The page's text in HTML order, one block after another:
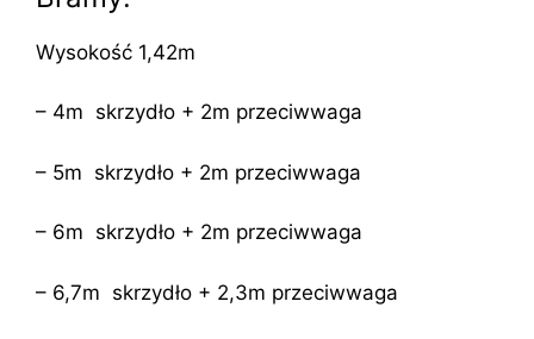
Wysokość 1,42m
– 4m skrzydło + 2m przeciwwaga
– 5m skrzydło + 2m przeciwwaga
– 6m skrzydło + 2m przeciwwaga
– 6,7m skrzydło + 2,3m przeciwwaga